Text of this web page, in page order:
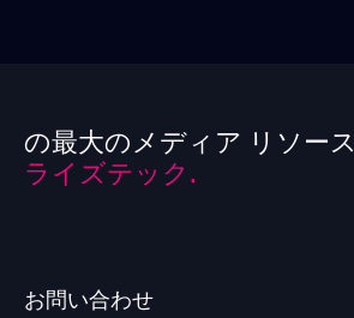
の最大のメディア リソース
ライズテック.
お問い合わせ